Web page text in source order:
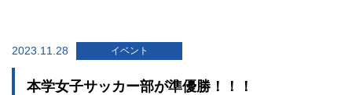
2023.11.28 イベント
本学女子サッカー部が準優勝！！！